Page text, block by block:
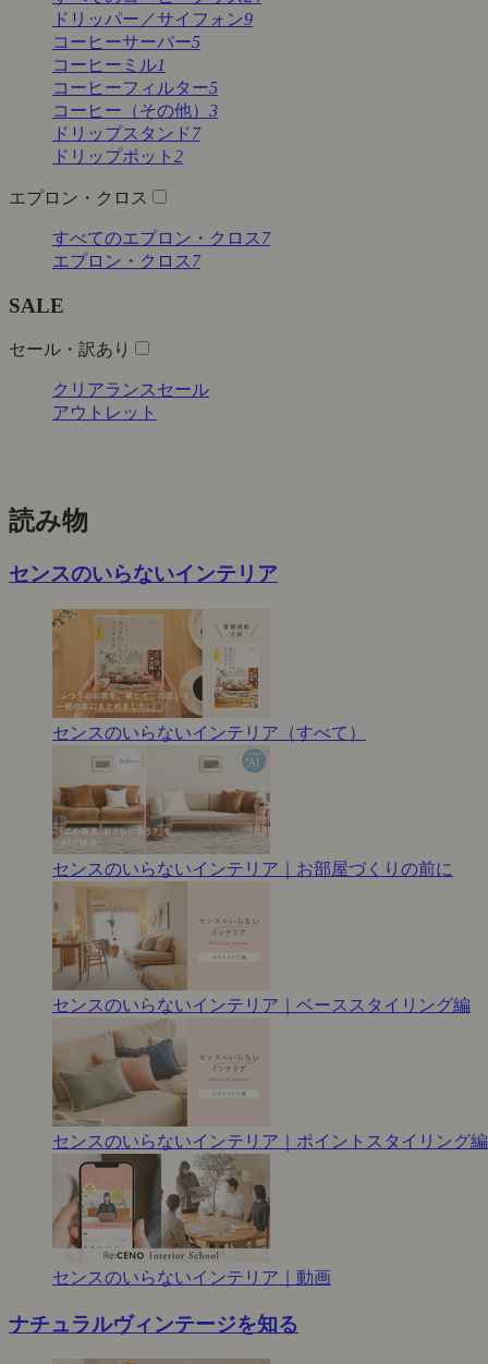
ドリッパー／サイフォン9
コーヒーサーバー5
コーヒーミル1
コーヒーフィルター5
コーヒー（その他） 3
ドリップスタンド7
ドリップポット 2
エプロン・クロス
すべてのエプロン・クロス 7
エプロン・クロス 7
SALE
セール・訳あり
クリアランスセール
アウトレット
読み物
センスのいらないインテリア
センスのいらないインテリア（すべて）
センスのいらないインテリア｜お部屋づくりの前に
センスのいらないインテリア｜ベーススタイリング編
センスのいらないインテリア｜ポイントスタイリング編
センスのいらないインテリア｜動画
ナチュラルヴィンテージを知る